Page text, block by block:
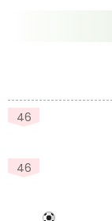
46
46